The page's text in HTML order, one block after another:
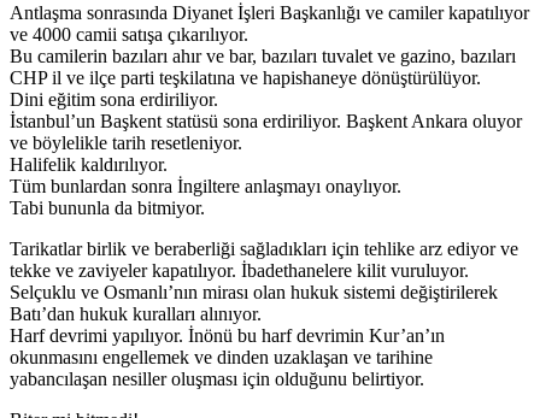
Antlaşma sonrasında Diyanet İşleri Başkanlığı ve camiler kapatılıyor
ve 4000 camii satışa çıkarılıyor.
Bu camilerin bazıları ahır ve bar, bazıları tuvalet ve gazino, bazıları
CHP il ve ilçe parti teşkilatına ve hapishaneye dönüştürülüyor.
Dini eğitim sona erdiriliyor.
İstanbul’un Başkent statüsü sona erdiriliyor. Başkent Ankara oluyor
ve böylelikle tarih resetleniyor.
Halifelik kaldırılıyor.
Tüm bunlardan sonra İngiltere anlaşmayı onaylıyor.
Tabi bununla da bitmiyor.
Tarikatlar birlik ve beraberliği sağladıkları için tehlike arz ediyor ve
tekke ve zaviyeler kapatılıyor. İbadethanelere kilit vuruluyor.
Selçuklu ve Osmanlı’nın mirası olan hukuk sistemi değiştirilerek
Batı’dan hukuk kuralları alınıyor.
Harf devrimi yapılıyor. İnönü bu harf devrimin Kur’an’ın
okunmasını engellemek ve dinden uzaklaşan ve tarihine
yabancılaşan nesiller oluşması için olduğunu belirtiyor.